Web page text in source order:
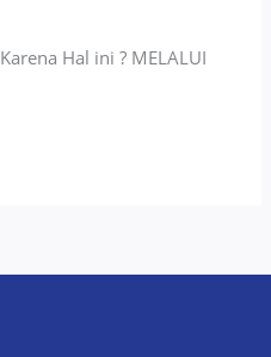
Hal ini ? MELALUI